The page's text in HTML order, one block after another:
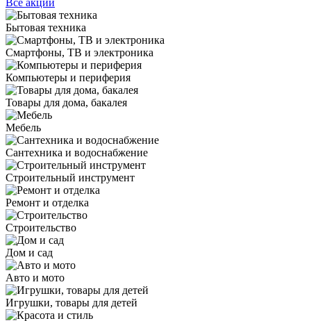
Все акции
Бытовая техника
Смартфоны, ТВ и электроника
Компьютеры и периферия
Товары для дома, бакалея
Мебель
Сантехника и водоснабжение
Строительный инструмент
Ремонт и отделка
Строительство
Дом и сад
Авто и мото
Игрушки, товары для детей